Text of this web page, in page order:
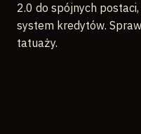
2.0 do spójnych
system kredytów.
tatuaży.